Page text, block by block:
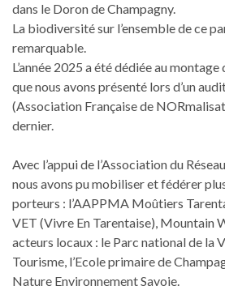
dans le Doron de Champagny.
La biodiversité sur l’ensemble de ce
remarquable.
L’année 2025 a été dédiée au
que nous avons présenté lors d’un
(Association Française de
dernier.
Avec l’appui de l’Association du
nous avons pu mobiliser et fédérer
porteurs : l’AAPPMA Moûtiers
VET (Vivre En Tarentaise), Mountain
acteurs locaux : le Parc national de la
Tourisme, l’Ecole primaire de
Nature Environnement Savoie.